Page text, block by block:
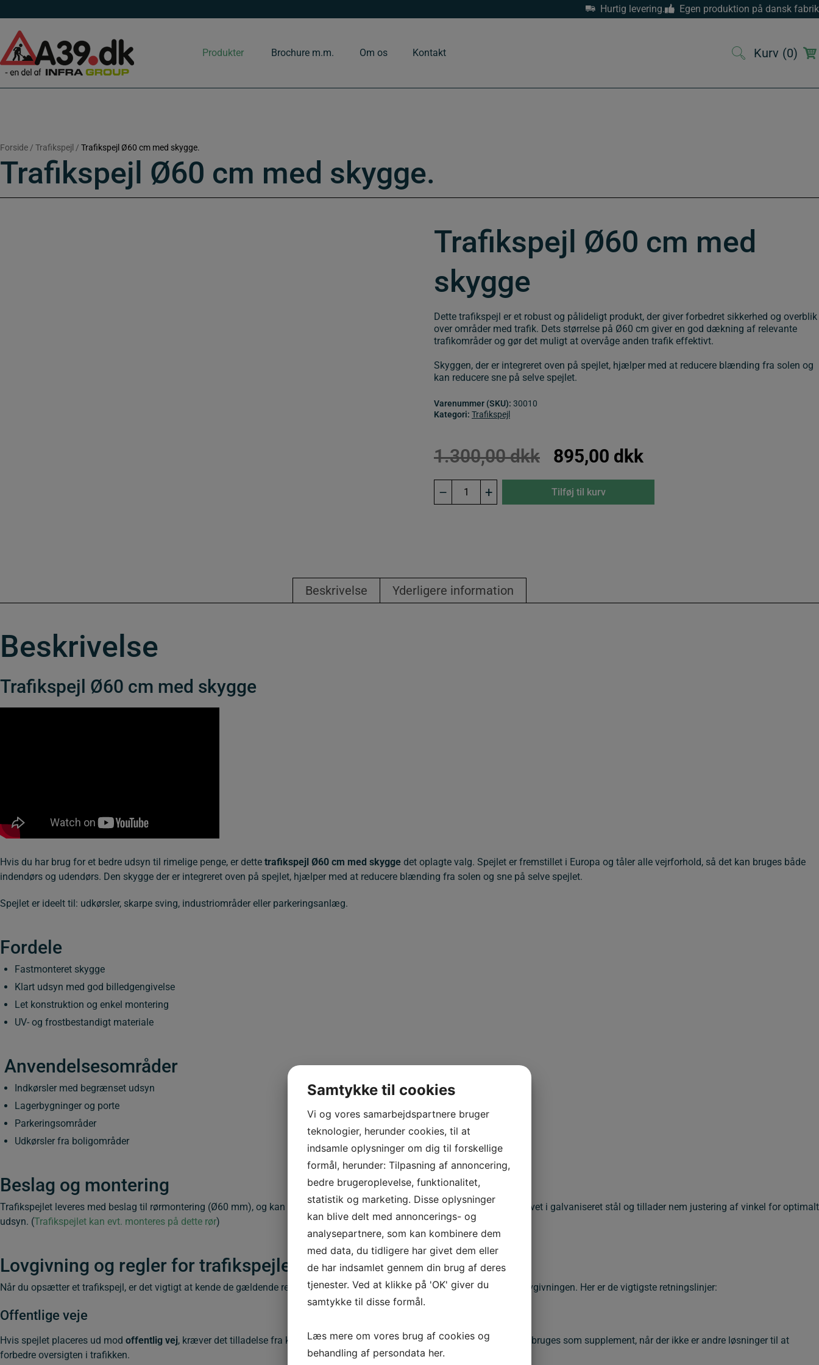
til
indholdet
Hurtig levering. Egen produktion på dansk fabrik
Produkter Brochure m.m. Om os Kontakt Kurv (0)
(0)
Forside / Trafikspejl / Trafikspejl Ø60 cm med skygge.
Trafikspejl Ø60 cm med skygge.
Trafikspejl Ø60 cm med
skygge
Dette trafikspejl er et robust og pålideligt produkt, der giver forbedret sikkerhed og overblik
over områder med trafik. Dets størrelse på Ø60 cm giver en god dækning af relevante
trafikområder og gør det muligt at overvåge anden trafik effektivt.
Skyggen, der er integreret oven på spejlet, hjælper med at reducere blænding fra solen og
kan reducere sne på selve spejlet.
Varenummer (SKU): 30010
Kategori: Trafikspejl
1.300,00dkk 895,00 dkk
– + Tilføj til kurv
Beskrivelse Yderligere information
Beskrivelse
Trafikspejl Ø60 cm med skygge
Hvis du har brug for et bedre udsyn til rimelige penge, er dette trafikspejl Ø60 cm med skygge det oplagte valg. Spejlet er fremstillet i Europa og tåler alle vejrforhold, så det kan bruges både
indendørs og udendørs. Den skygge der er integreret oven på spejlet, hjælper med at reducere blænding fra solen og sne på selve spejlet.
Spejlet er ideelt til: udkørsler, skarpe sving, industriområder eller parkeringsanlæg.
Fordele
Fastmonteret skygge
Klart udsyn med god billedgengivelse
Let konstruktion og enkel montering
UV- og frostbestandigt materiale
Anvendelsesområder
Indkørsler med begrænset udsyn
Lagerbygninger og porte
Parkeringsområder
Udkørsler fra boligområder
Beslag og montering
Trafikspejlet leveres med beslag til rørmontering (Ø60 mm), og kan monteres i både lodret og vandret retning
. Beslaget er lavet i galvaniseret stål og tillader nem justering af vinkel for optimalt
udsyn. (Trafikspejlet kan evt. monteres på dette rør)
Lovgivning og regler for trafikspejle
Når du opsætter et trafikspejl, er det vigtigt at kende de gældende regler – både for din egen sikkerhed og for at overholde lovgivningen. Her er de vigtigste retningslinjer:
Offentlige veje
Hvis spejlet placeres ud mod offentlig vej, kræver det tilladelse fra kommunen eller den lokale vejmyndighed. Spejle må kun bruges som supplement, når der ikke er andre løsninger til at
forbedre oversigten i trafikken.
Samtykke til cookies
Vi og vores samarbejdspartnere bruger
teknologier, herunder cookies, til at
indsamle oplysninger om dig til forskellige
formål, herunder: Tilpasning af annoncering,
bedre brugeroplevelse, funktionalitet,
statistik og marketing. Disse oplysninger
kan blive delt med annoncerings- og
analysepartnere, som kan kombinere dem
med data, du tidligere har givet dem eller
de har indsamlet gennem din brug af deres
tjenester. Ved at klikke på 'OK' giver du
samtykke til disse formål.
Læs mere om vores brug af cookies og
behandling af persondata her.